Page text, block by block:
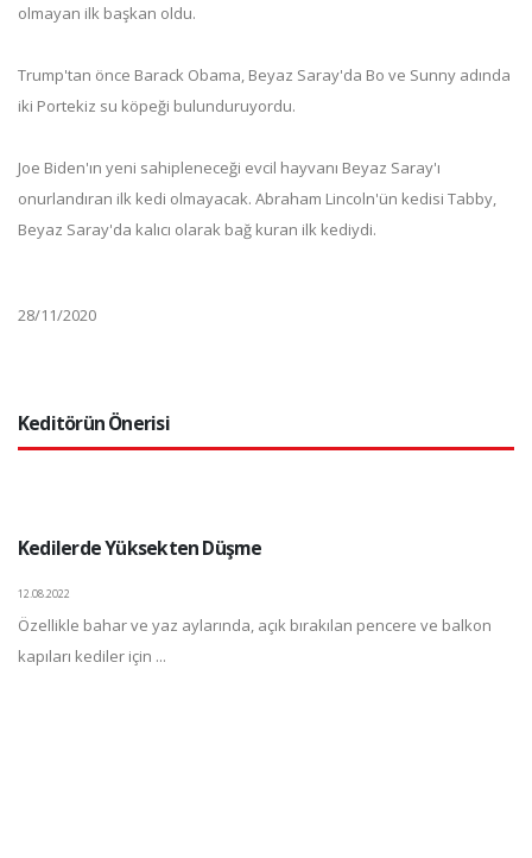
olmayan ilk başkan oldu.
Trump'tan önce Barack Obama, Beyaz Saray'da Bo ve Sunny adında
iki Portekiz su köpeği bulunduruyordu.
Joe Biden'ın yeni sahipleneceği evcil hayvanı Beyaz Saray'ı
onurlandıran ilk kedi olmayacak. Abraham Lincoln'ün kedisi Tabby,
Beyaz Saray'da kalıcı olarak bağ kuran ilk kediydi.
28/11/2020
Keditörün Önerisi
Kedilerde Yüksekten Düşme
12.08.2022
Özellikle bahar ve yaz aylarında, açık bırakılan pencere ve balkon
kapıları kediler için ...